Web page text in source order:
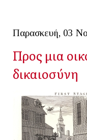
Παρασκευή, 03
Προς μια
δικαιοσύνη